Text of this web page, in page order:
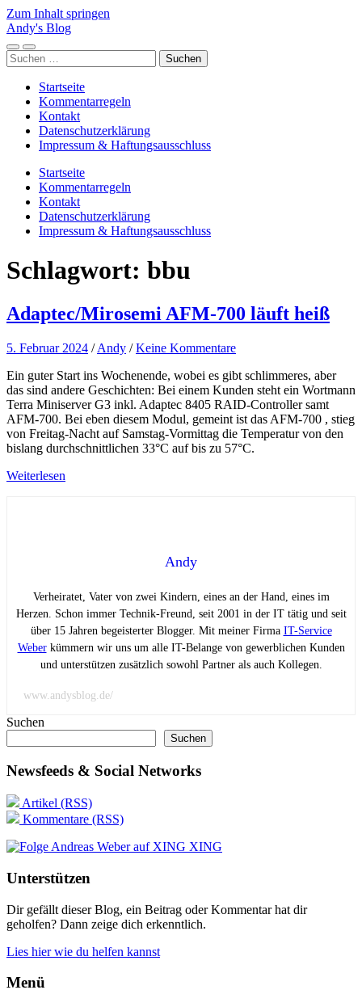
Zum Inhalt springen
Andy's Blog
Mobile-
Menü
Suchfeld
ein-/ausblenden
Suchen
nach:
Startseite
Kommentarregeln
Kontakt
Datenschutzerklärung
Impressum & Haftungsausschluss
Startseite
Kommentarregeln
Kontakt
Datenschutzerklärung
Impressum & Haftungsausschluss
Schlagwort: bbu
Adaptec/Mirosemi AFM-700 läuft heiß
5. Februar 2024 /Andy /Keine Kommentare
Ein guter Start ins Wochenende, wobei es gibt schlimmeres, aber
das sind andere Geschichten: Bei einem Kunden steht ein Wortmann
Terra Miniserver G3 inkl. Adaptec 8405 RAID-Controller samt
AFM-700. Bei eben diesem Modul, gemeint ist das AFM-700 , stieg
von Freitag-Nacht auf Samstag-Vormittag die Temperatur von den
bislang durchschnittlichen 33°C auf bis zu 57°C.
Weiterlesen
Andy
Verheiratet, Vater von zwei Kindern, eines an der Hand, eines im
Herzen. Schon immer Technik-Freund, seit 2001 in der IT tätig und seit
über 15 Jahren begeisterter Blogger. Mit meiner Firma IT-Service
Weberkümmern wir uns um alle IT-Belange von gewerblichen Kunden
und unterstützen zusätzlich sowohl Partner als auch Kollegen.
www.andysblog.de/
Suchen
Suchen
Newsfeeds & Social Networks
Artikel (RSS)
Kommentare (RSS)
XING
Unterstützen
Dir gefällt dieser Blog, ein Beitrag oder Kommentar hat dir
geholfen? Dann zeige dich erkenntlich.
Lies hier wie du helfen kannst
Menü